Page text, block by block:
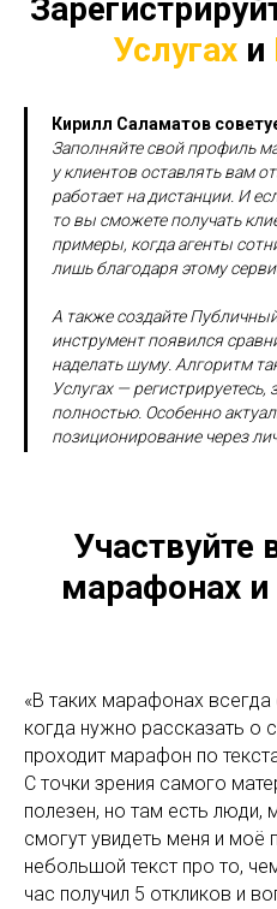
Услугахи
Кирилл Саламатов
Заполняйте свой профиль
у клиентов оставлять вам
работает на дистанции. И
то вы сможете получать
примеры, когда агенты
лишь благодаря этому
А также создайте
инструмент появился
наделать шуму. Алгоритм
Услугах —
полностью. Особенно
позиционирование через
Участвуйте
марафонах
«В таких марафонах всегда
когда нужно рассказать о
проходит марафон по
С точки зрения самого
полезен, но там есть люди,
смогут увидеть меня и моё
небольшой текст про то,
час получил 5 откликов и